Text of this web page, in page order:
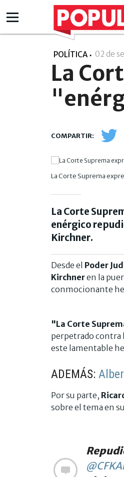
POLÍTICA 02 de
La
La Corte Suprema
La Corte
enérgico
Kirchner.
Desde el Poder
Kirchneren la
conmocionante
"La Corte
perpetrado contra
este lamentable
ADEMÁS:
Por su parte,
sobre el tema en